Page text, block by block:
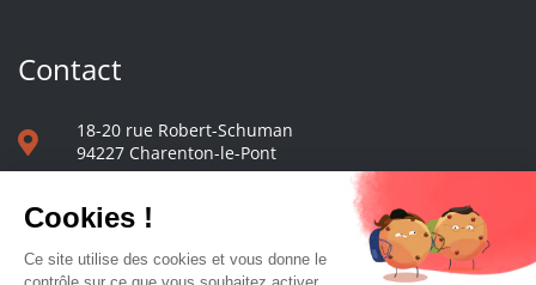
Contact
18-20 rue Robert-Schuman
94227 Charenton-le-Pont